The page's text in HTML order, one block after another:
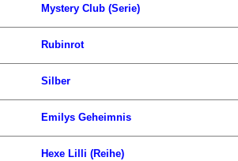
Mystery Club (Serie)
Rubinrot
Silber
Emilys Geheimnis
Hexe Lilli (Reihe)